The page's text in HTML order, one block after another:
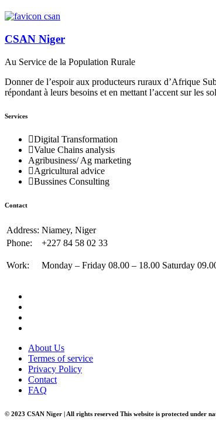
CSAN Niger
Au Service de la Population Rurale
Donner de l’espoir aux producteurs ruraux d’Afrique
répondant à leurs besoins et en mettant l’accent sur les
Services
Digital Transformation
Value Chains analysis
Agribusiness/ Ag marketing
Agricultural advice
Bussines Consulting
Contact
Address: Niamey, Niger
Phone:
+227 84 58 02 33
Work: Monday – Friday 08.00 – 18.00 Saturday
About Us
Termes of service
Privacy Policy
Contact
FAQ
© 2023 CSAN Niger | All rights reserved This website is protected under